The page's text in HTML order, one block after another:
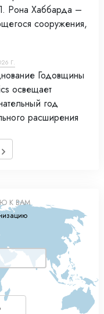
Рона Хаббарда –
сооружения,
Г.
Годовщины
освещает
год
расширения
К ВАМ